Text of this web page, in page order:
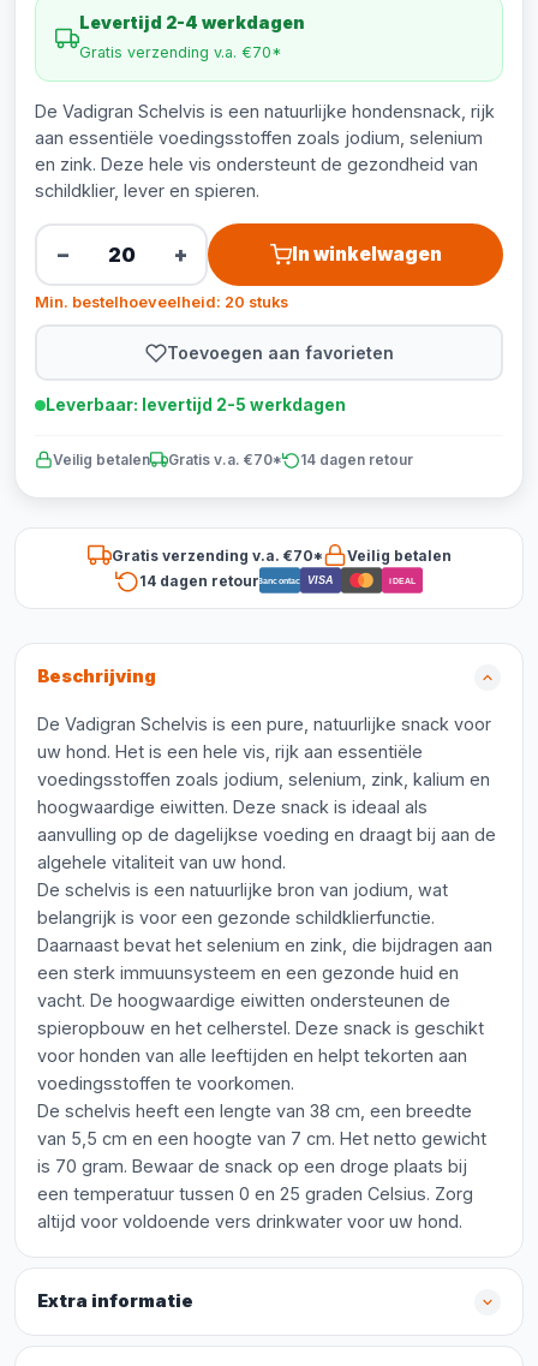
Levertijd 2-4 werkdagen
Gratis verzending v.a. €70*
De Vadigran Schelvis is een natuurlijke hondensnack, rijk
aan essentiële voedingsstoffen zoals jodium, selenium
en zink. Deze hele vis ondersteunt de gezondheid van
schildklier, lever en spieren.
− + In winkelwagen
Min. bestelhoeveelheid: 20 stuks
Toevoegen aan favorieten
Leverbaar: levertijd 2-5 werkdagen
Veilig betalen Gratis v.a. €70* 14 dagen retour
Gratis verzending v.a. €70*
Veilig betalen
14 dagen retourBancontact VISA iDEAL
Beschrijving
De Vadigran Schelvis is een pure, natuurlijke snack voor
uw hond. Het is een hele vis, rijk aan essentiële
voedingsstoffen zoals jodium, selenium, zink, kalium en
hoogwaardige eiwitten. Deze snack is ideaal als
aanvulling op de dagelijkse voeding en draagt bij aan de
algehele vitaliteit van uw hond.
De schelvis is een natuurlijke bron van jodium, wat
belangrijk is voor een gezonde schildklierfunctie.
Daarnaast bevat het selenium en zink, die bijdragen aan
een sterk immuunsysteem en een gezonde huid en
vacht. De hoogwaardige eiwitten ondersteunen de
spieropbouw en het celherstel. Deze snack is geschikt
voor honden van alle leeftijden en helpt tekorten aan
voedingsstoffen te voorkomen.
De schelvis heeft een lengte van 38 cm, een breedte
van 5,5 cm en een hoogte van 7 cm. Het netto gewicht
is 70 gram. Bewaar de snack op een droge plaats bij
een temperatuur tussen 0 en 25 graden Celsius. Zorg
altijd voor voldoende vers drinkwater voor uw hond.
Extra informatie